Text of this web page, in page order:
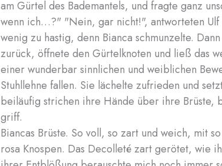
am Gürtel des Bademantels, und fragte ganz
wenn ich…?" "Nein, gar nicht!", antworteten
wenig zu hastig, denn Bianca schmunzelte.
zurück, öffnete den Gürtelknoten und ließ das
einer wunderbar sinnlichen und weiblichen
Stuhllehne fallen. Sie lächelte zufrieden und
beiläufig strichen ihre Hände über ihre Brüste,
griff.
Biancas Brüste. So voll, so zart und weich, mit
rosa Knospen. Das Decolleté zart gerötet, wie